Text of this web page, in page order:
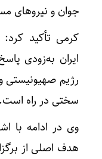
جوان و نیروهای
کرمی تأکید
ایران به‌زودی
رژیم صهیونیستی
سختی در راه است.
وی در ادامه با
هدف اصلی از